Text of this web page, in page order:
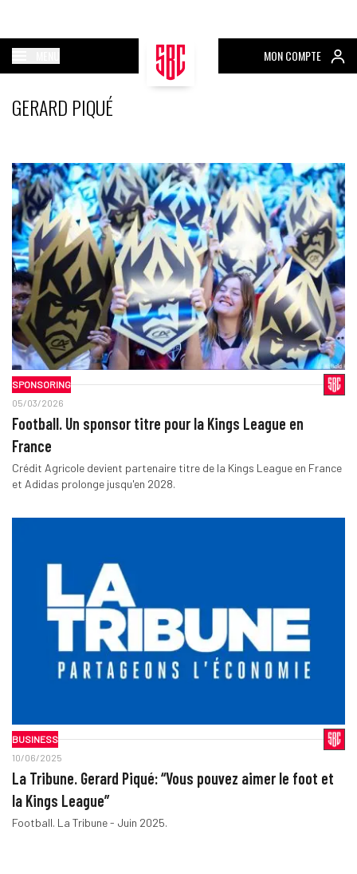
MON COMPTE
GERARD PIQUÉ
SPONSORING
05/03/2026
Football. Un sponsor titre pour la Kings League en
France
Crédit Agricole devient partenaire titre de la Kings League en France
et Adidas prolonge jusqu'en 2028.
BUSINESS
10/06/2025
La Tribune. Gerard Piqué: “Vous pouvez aimer le foot et
la Kings League”
Football. La Tribune - Juin 2025.